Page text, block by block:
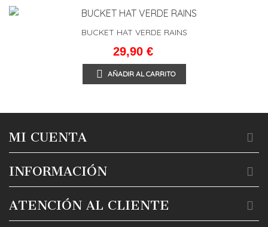
BUCKET HAT VERDE RAINS
29,90 €
AÑADIR AL CARRITO
MI CUENTA
INFORMACIÓN
ATENCIÓN AL CLIENTE